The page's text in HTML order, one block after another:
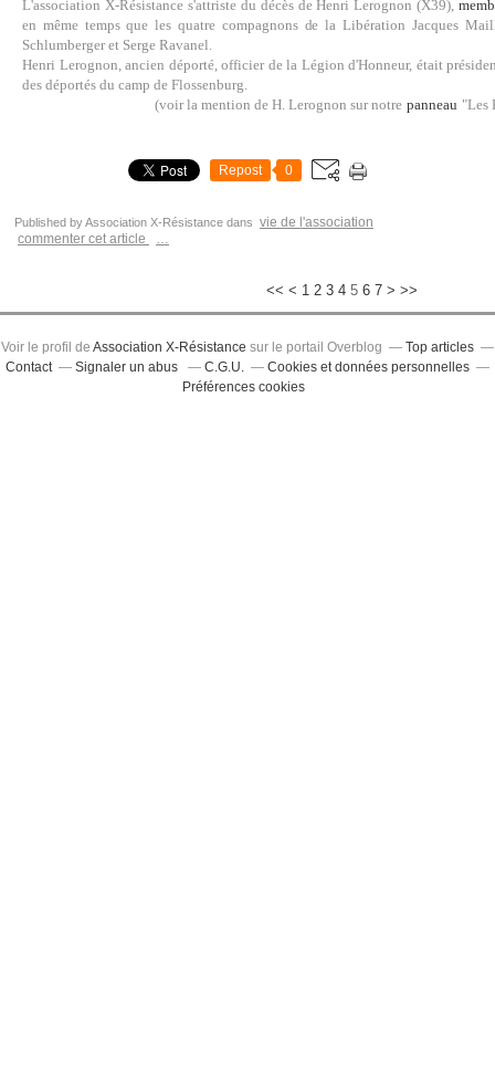
L'association X-Résistance s'attriste du décès de Henri Lerognon (X39),
en même temps que les quatre compagnons de la Libération Jacques
Schlumberger et Serge Ravanel.
Henri Lerognon, ancien déporté, officier de la Légion d'Honneur, était
des déportés du camp de Flossenburg.
(voir la mention de H. Lerognon sur notre panneau "Les
Repost 0
Published by Association X-Résistance dans vie de l'association
commenter cet article
…
<< < 1 2 3 4 5 6 7 > >>
Voir le profil de Association X-Résistance sur le portail Overblog
Top articles
Contact
Signaler un abus C.G.U.
Cookies et données personnelles
Préférences cookies